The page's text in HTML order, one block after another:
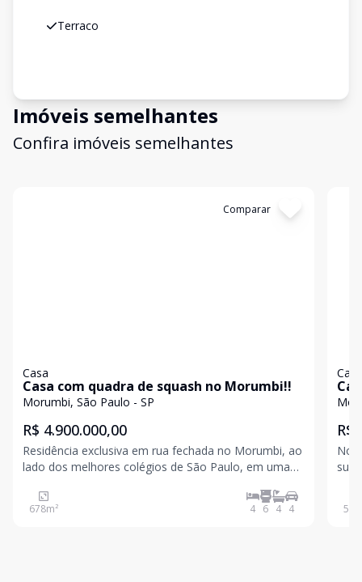
Terraco
Imóveis semelhantes
Confira imóveis semelhantes
Comparar
Casa
Casa com quadra de squash no Morumbi!!
Morumbi, São Paulo - SP
R$ 4.900.000,00
Residência exclusiva em rua fechada no Morumbi, ao
lado dos melhores colégios de São Paulo, em uma
tranquilidade e conveniência. Com construção sólida
e arquitetura atemporal, a propriedade impressiona
678m² 4 6 4 4
Casa
R$
No
500